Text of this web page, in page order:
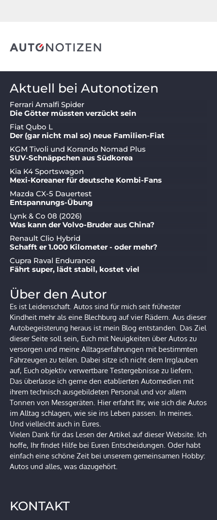
Aktuell bei Autonotizen
Ferrari Amalfi Spider
Die Götter müssten verzückt sein
Fiat Qubo L
Der (gar nicht mal so) neue Familien-Fiat
KGM Tivoli und Korando Nomad Plus
SUV-Schnäppchen aus Südkorea
Kia K4 Sportswagon
Mexi-Koreaner für deutsche Kombi-Fans
Mazda CX-5 Dauertest
Entspannungs-Übung
Lynk & Co 08 (2026)
Was kann der Volvo-Bruder aus China?
Renault Clio Hybrid
Schafft er 1.000 Kilometer - oder mehr?
Cupra Raval Endurance
Fährt super, lädt stabil, kostet viel
Über den Autor
Es ist Leidenschaft. Autos sind für mich seit frühester
Kindheit mehr als eine Blechburg auf vier Rädern. Aus dieser
Autobegeisterung heraus ist mein Blog entstanden. Das Ziel
dieser Seite soll sein, Euch mit Neuigkeiten über Autos zu
versorgen und meine Alltagserfahrungen mit bestimmten
Fahrzeugen zu teilen. Dabei sitze ich nicht dem Irrglauben
auf, Euch objektiv verwertbare Testergebnisse zu liefern.
Das überlasse ich gerne den etablierten Automedien mit
ihrem technisch ausgebildeten Personal und vor allem
Tonnen von Messgeräten. Hier erfahrt Ihr, wie sich die Autos
im Alltag schlagen, wie sie ins Leben passen. In meines.
Und vielleicht auch in Eures.
Vielen Dank für das Lesen der Artikel auf dieser Website. Ich
hoffe, Ihr findet Hilfe bei Euren Entscheidungen. Oder habt
einfach eine schöne Zeit bei unserem gemeinsamen Hobby:
Autos und alles, was dazugehört.
KONTAKT